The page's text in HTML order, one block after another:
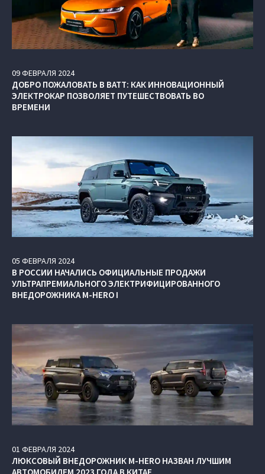
09ФЕВРАЛЯ 2024
ДОБРО ПОЖАЛОВАТЬ В ВАТТ: КАК ИННОВАЦИОННЫЙ
ЭЛЕКТРОКАР ПОЗВОЛЯЕТ ПУТЕШЕСТВОВАТЬ ВО
ВРЕМЕНИ
05 ФЕВРАЛЯ 2024
В РОССИИ НАЧАЛИСЬ ОФИЦИАЛЬНЫЕ ПРОДАЖИ
УЛЬТРАПРЕМИАЛЬНОГО ЭЛЕКТРИФИЦИРОВАННОГО
ВНЕДОРОЖНИКА M‑HERO I
01 ФЕВРАЛЯ 2024
ЛЮКСОВЫЙ ВНЕДОРОЖНИК M‑HERO НАЗВАН ЛУЧШИМ